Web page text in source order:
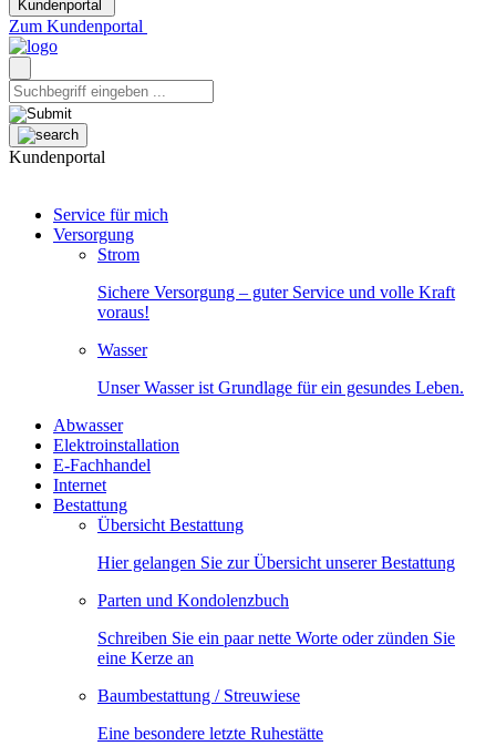
Kundenportal
Zum Kundenportal
Kundenportal
Service für mich
Versorgung
Strom
Sichere Versorgung – guter Service und volle Kraft
voraus!
Wasser
Unser Wasser ist Grundlage für ein gesundes Leben.
Abwasser
Elektroinstallation
E-Fachhandel
Internet
Bestattung
Übersicht Bestattung
Hier gelangen Sie zur Übersicht unserer Bestattung
Parten und Kondolenzbuch
Schreiben Sie ein paar nette Worte oder zünden Sie
eine Kerze an
Baumbestattung / Streuwiese
Eine besondere letzte Ruhestätte